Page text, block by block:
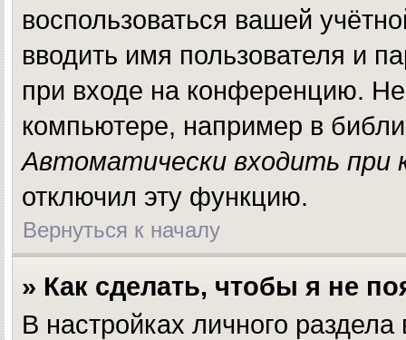
воспользоваться вашей
вводить имя пользователя и
при входе на конференцию.
компьютере, например в
Автоматически входить при
отключил эту функцию.
Вернуться к началу
» Как сделать, чтобы я не
В настройках личного